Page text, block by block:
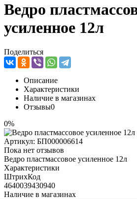
Ведро
усиленное 12л
Поделиться
Описание
Характеристики
Наличие в магазинах
Отзывы0
0%
Артикул: БП000006614
Пока нет отзывов
Ведро пластмассовое усиленное 12л
Характеристики
ШтрихКод
4640039430940
Наличие в магазинах